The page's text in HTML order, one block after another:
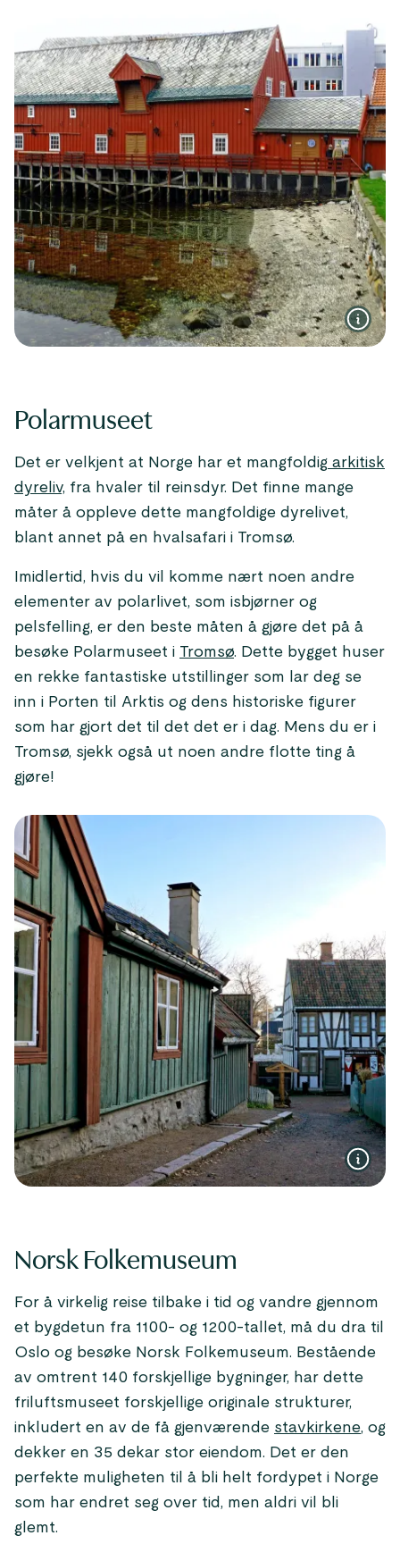
Polarmuseet
Det er velkjent at Norge har et mangfoldig arkitisk
dyreliv, fra hvaler til reinsdyr. Det finne mange
måter å oppleve dette mangfoldige dyrelivet,
blant annet på en hvalsafari i Tromsø.
Imidlertid, hvis du vil komme nært noen andre
elementer av polarlivet, som isbjørner og
pelsfelling, er den beste måten å gjøre det på å
besøke Polarmuseet i Tromsø. Dette bygget huser
en rekke fantastiske utstillinger som lar deg se
inn i Porten til Arktis og dens historiske figurer
som har gjort det til det det er i dag. Mens du er i
Tromsø, sjekk også ut noen andre flotte ting å
gjøre!
Norsk Folkemuseum
For å virkelig reise tilbake i tid og vandre gjennom
et bygdetun fra 1100- og 1200-tallet, må du dra til
Oslo og besøke Norsk Folkemuseum. Bestående
av omtrent 140 forskjellige bygninger, har dette
friluftsmuseet forskjellige originale strukturer,
inkludert en av de få gjenværende stavkirkene, og
dekker en 35 dekar stor eiendom. Det er den
perfekte muligheten til å bli helt fordypet i Norge
som har endret seg over tid, men aldri vil bli
glemt.